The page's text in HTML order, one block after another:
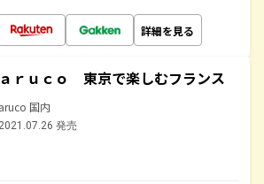
詳細を見る
ａｒｕｃｏ 東京で楽しむフランス
aruco 国内
2021.07.26 発売